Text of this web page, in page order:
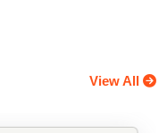
View All